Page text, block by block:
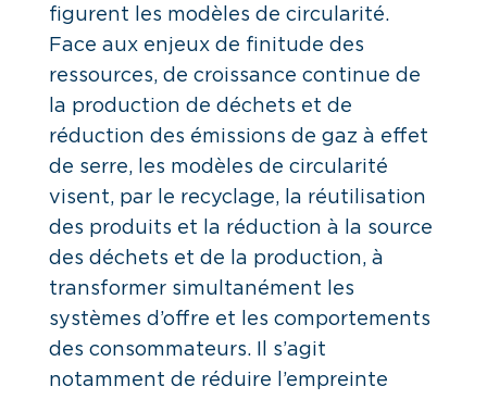
figurent les modèles de circularité.
Face aux enjeux de finitude des
ressources, de croissance continue de
la production de déchets et de
réduction des émissions de gaz à effet
de serre, les modèles de circularité
visent, par le recyclage, la réutilisation
des produits et la réduction à la source
des déchets et de la production, à
transformer simultanément les
systèmes d’offre et les comportements
des consommateurs. Il s’agit
notamment de réduire l’empreinte